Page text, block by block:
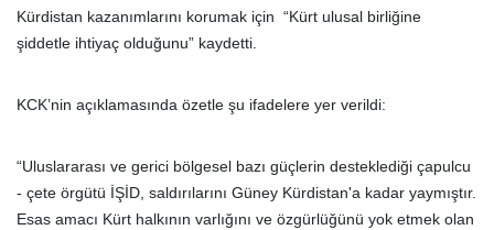
Kürdistan kazanımlarını korumak için “Kürt ulusal birliğine
şiddetle ihtiyaç olduğunu” kaydetti.
KCK’nin açıklamasında özetle şu ifadelere yer verildi:
“Uluslararası ve gerici bölgesel bazı güçlerin desteklediği çapulcu
- çete örgütü İŞİD, saldırılarını Güney Kürdistan'a kadar yaymıştır.
Esas amacı Kürt halkının varlığını ve özgürlüğünü yok etmek olan